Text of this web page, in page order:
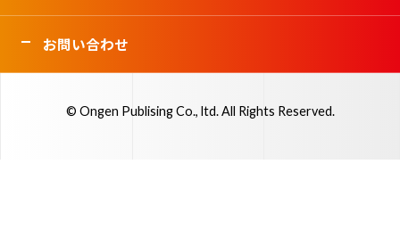
お問い合わせ
© Ongen Publising Co., ltd. All Rights Reserved.